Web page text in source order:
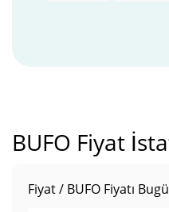
BUFO Fiyat
Fiyat / BUFO Fiyatı